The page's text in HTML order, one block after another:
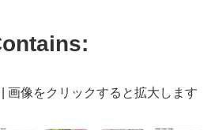
画像をクリックすると拡大します